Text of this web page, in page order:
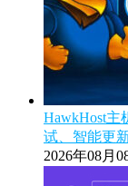
HawkHost主
试、智能更
2026年08月